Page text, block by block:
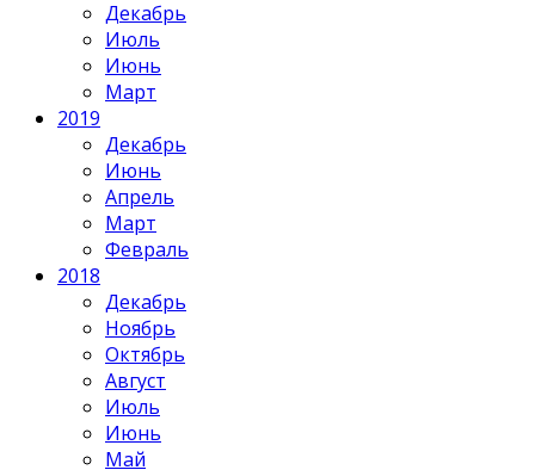
Декабрь
Июль
Июнь
Март
2019
Декабрь
Июнь
Апрель
Март
Февраль
2018
Декабрь
Ноябрь
Октябрь
Август
Июль
Июнь
Май